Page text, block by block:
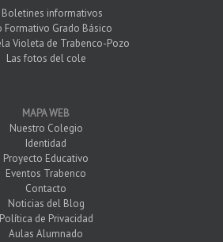
Boletines informativos
Formativo Grado Básico
Violeta de Trabenco-Pozo
Las fotos del cole
MAPA WEB
Nuestro Colegio
Identidad
Proyecto Educativo
Eventos Trabenco
Contacto
Noticias del Blog
Política de Privacidad
Aulas Alumnado